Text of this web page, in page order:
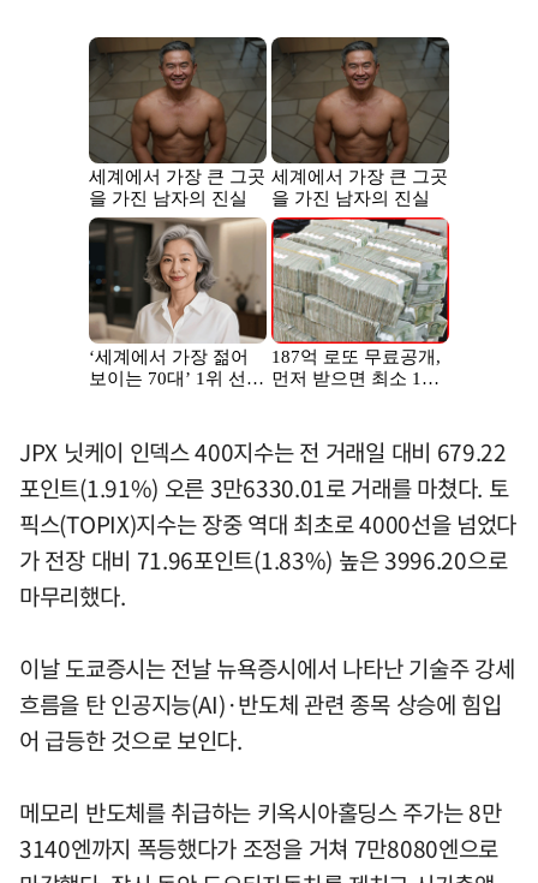
JPX 닛케이 인덱스 400지수는 전 거래일 대비 679.22
포인트(1.91%) 오른 3만6330.01로 거래를 마쳤다. 토
픽스(TOPIX)지수는 장중 역대 최초로 4000선을 넘었다
가 전장 대비 71.96포인트(1.83%) 높은 3996.20으로
마무리했다.
이날 도쿄증시는 전날 뉴욕증시에서 나타난 기술주 강세
흐름을 탄 인공지능(AI)·반도체 관련 종목 상승에 힘입
어 급등한 것으로 보인다.
메모리 반도체를 취급하는 키옥시아홀딩스 주가는 8만
3140엔까지 폭등했다가 조정을 거쳐 7만8080엔으로